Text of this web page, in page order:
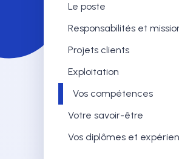
Le poste
Responsabilités et
Projets clients
Exploitation
Vos compétences
Votre savoir-être
Vos diplômes et